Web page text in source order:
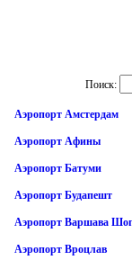
Поиск:
Аэропорт Амстердам
Аэропорт Афины
Аэропорт Батуми
Аэропорт Будапешт
Аэропорт Варшава
Аэропорт Вроцлав